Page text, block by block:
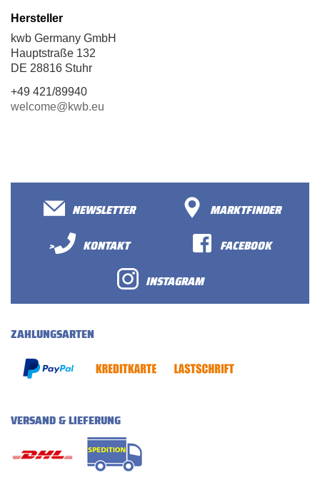
Hersteller
kwb Germany GmbH
Hauptstraße 132
DE 28816 Stuhr
+49 421/89940
welcome@kwb.eu
NEWSLETTER
MARKTFINDER
>
KONTAKT
FACEBOOK
INSTAGRAM
ZAHLUNGSARTEN
VERSAND & LIEFERUNG